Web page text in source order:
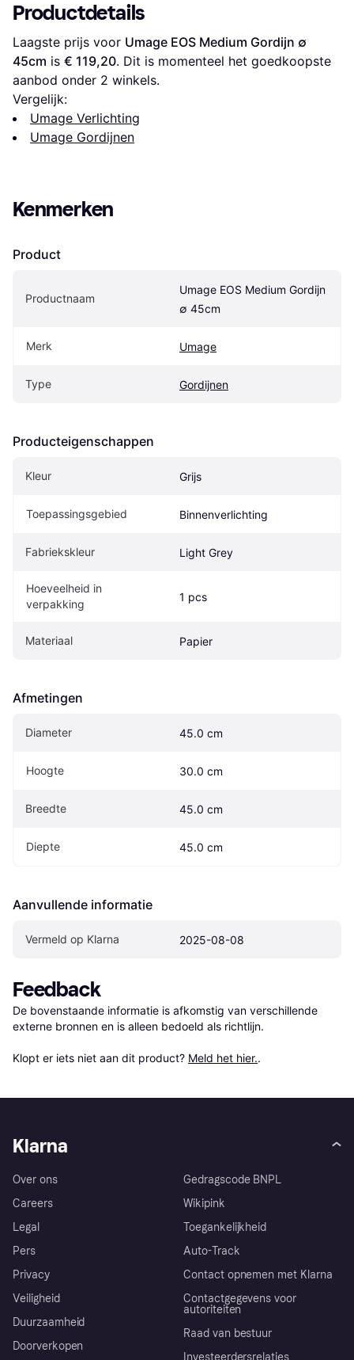
Productdetails
Laagste prijs voor Umage EOS Medium Gordijn ∅
45cm is € 119,20. Dit is momenteel het goedkoopste
aanbod onder 2 winkels.
Vergelijk:
Umage Verlichting
Umage Gordijnen
Kenmerken
Product
Productnaam
Umage EOS Medium Gordijn
∅ 45cm
Merk Umage
Type Gordijnen
Producteigenschappen
Kleur Grijs
Toepassingsgebied Binnenverlichting
Fabriekskleur Light Grey
Hoeveelheid in
verpakking
1 pcs
Materiaal Papier
Afmetingen
Diameter 45.0 cm
Hoogte 30.0 cm
Breedte 45.0 cm
Diepte 45.0 cm
Aanvullende informatie
Vermeld op Klarna 2025-08-08
Feedback
De bovenstaande informatie is afkomstig van verschillende
externe bronnen en is alleen bedoeld als richtlijn.
Klopt er iets niet aan dit product? Meld het hier..
Klarna
Over ons
Careers
Legal
Pers
Privacy
Veiligheid
Duurzaamheid
Doorverkopen
Gedragscode BNPL
Wikipink
Toegankelijkheid
Auto-Track
Contact opnemen met Klarna
Contactgegevens voor
autoriteiten
Raad van bestuur